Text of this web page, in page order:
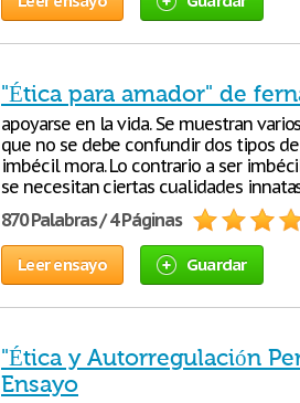
"Ética para amador" de
apoyarse en la vida. Se muestran
que no se debe confundir dos tipos
imbécil mora. Lo contrario a ser
se necesitan ciertas cualidades
870 Palabras / 4 Páginas
Leer ensayo Guardar
"Ética y Autorregulación
Ensayo